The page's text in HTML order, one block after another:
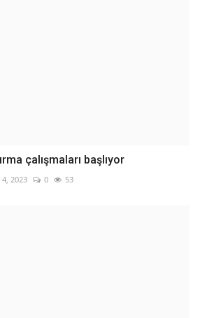
çalışmaları başlıyor
2023 0 53